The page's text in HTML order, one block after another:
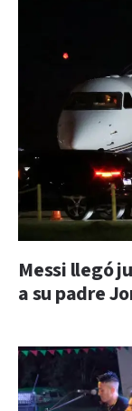
Messi llegó
a su padre